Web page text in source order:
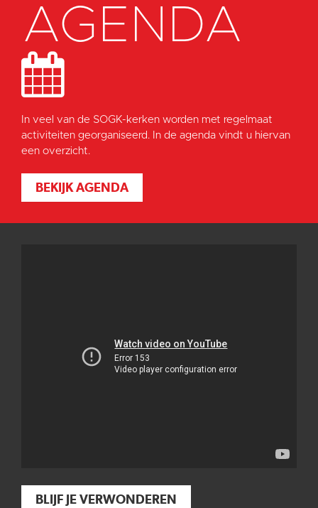
AGENDA
In veel van de SOGK-kerken worden met regelmaat
activiteiten georganiseerd. In de agenda vindt u hiervan
een overzicht.
BEKIJK AGENDA
BLIJF JE VERWONDEREN